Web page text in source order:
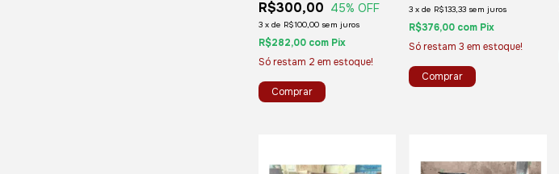
R$300,00 45% OFF
3 x de R$100,00 sem juros
R$282,00 com Pix
Só restam 2 em estoque!
3 x de R$133,33 sem juros
R$376,00 com Pix
Só restam 3 em estoque!